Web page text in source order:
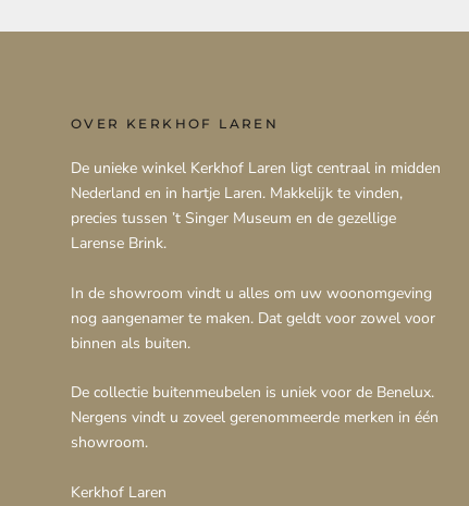
OVER KERKHOF LAREN
De unieke winkel Kerkhof Laren ligt centraal in midden
Nederland en in hartje Laren. Makkelijk te vinden,
precies tussen ’t Singer Museum en de gezellige
Larense Brink.
In de showroom vindt u alles om uw woonomgeving
nog aangenamer te maken. Dat geldt voor zowel voor
binnen als buiten.
De collectie buitenmeubelen is uniek voor de Benelux.
Nergens vindt u zoveel gerenommeerde merken in één
showroom.
Kerkhof Laren